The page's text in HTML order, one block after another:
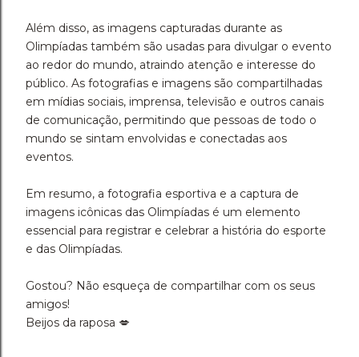
Além disso, as imagens capturadas durante as
Olimpíadas também são usadas para divulgar o evento
ao redor do mundo, atraindo atenção e interesse do
público. As fotografias e imagens são compartilhadas
em mídias sociais, imprensa, televisão e outros canais
de comunicação, permitindo que pessoas de todo o
mundo se sintam envolvidas e conectadas aos
eventos.
Em resumo, a fotografia esportiva e a captura de
imagens icônicas das Olimpíadas é um elemento
essencial para registrar e celebrar a história do esporte
e das Olimpíadas.
Gostou? Não esqueça de compartilhar com os seus
amigos!
Beijos da raposa 💋